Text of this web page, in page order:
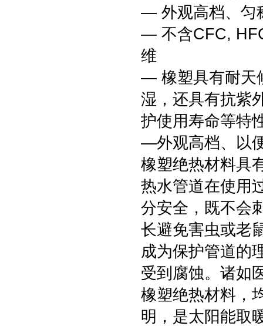
— 外观高档、匀
— 不含CFC,
维
— 橡塑具有耐天
湿，还具有抗紫
护使用寿命等特
—外观高档、以
橡塑绝热材料具
热水管道在使用
分安全，既不会
长避免害虫或老
成为保护管道的
受到腐蚀。诸如
橡塑绝热材料，
明，是太阳能